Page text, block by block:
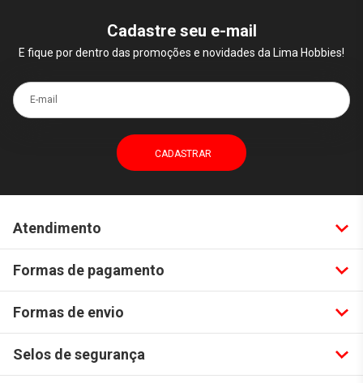
Cadastre seu e-mail
E fique por dentro das promoções e novidades da Lima Hobbies!
E-mail
Atendimento
Formas de pagamento
Formas de envio
Selos de segurança